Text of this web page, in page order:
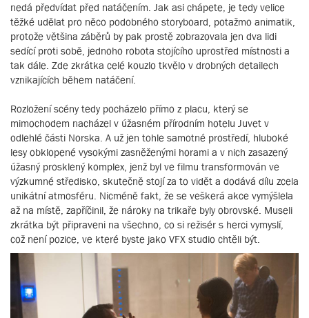
nedá předvídat před natáčením. Jak asi chápete, je tedy velice
těžké udělat pro něco podobného storyboard, potažmo animatik,
protože většina záběrů by pak prostě zobrazovala jen dva lidi
sedící proti sobě, jednoho robota stojícího uprostřed místnosti a
tak dále. Zde zkrátka celé kouzlo tkvělo v drobných detailech
vznikajících během natáčení.
Rozložení scény tedy pocházelo přímo z placu, který se
mimochodem nacházel v úžasném přírodním hotelu Juvet v
odlehlé části Norska. A už jen tohle samotné prostředí, hluboké
lesy obklopené vysokými zasněženými horami a v nich zasazený
úžasný prosklený komplex, jenž byl ve filmu transformován ve
výzkumné středisko, skutečně stojí za to vidět a dodává dílu zcela
unikátní atmosféru. Nicméně fakt, že se veškerá akce vymýšlela
až na místě, zapříčinil, že nároky na trikaře byly obrovské. Museli
zkrátka být připraveni na všechno, co si režisér s herci vymyslí,
což není pozice, ve které byste jako VFX studio chtěli být.